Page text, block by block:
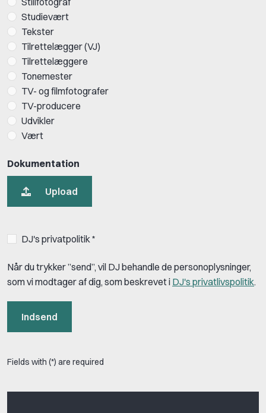
Studievært
Tekster
Tilrettelægger (VJ)
Tilrettelæggere
Tonemester
TV- og filmfotografer
TV-producere
Udvikler
Vært
Dokumentation
Upload
DJ's privatpolitik *
Når du trykker ”send”, vil DJ behandle de personoplysninger,
som vi modtager af dig, som beskrevet i DJ's privatlivspolitik.
Indsend
Fields with (*) are required